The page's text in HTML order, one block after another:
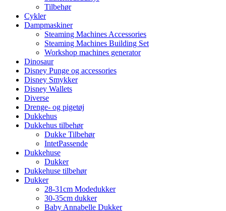
Tilbehør
Cykler
Dampmaskiner
Steaming Machines Accessories
Steaming Machines Building Set
Workshop machines generator
Dinosaur
Disney Punge og accessories
Disney Smykker
Disney Wallets
Diverse
Drenge- og pigetøj
Dukkehus
Dukkehus tilbehør
Dukke Tilbehør
IntetPassende
Dukkehuse
Dukker
Dukkehuse tilbehør
Dukker
28-31cm Modedukker
30-35cm dukker
Baby Annabelle Dukker